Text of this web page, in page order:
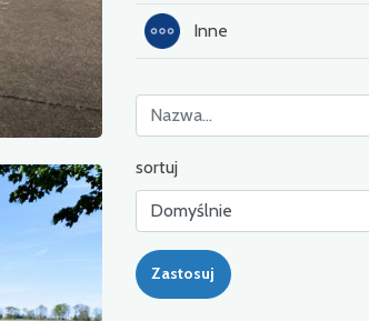
Inne
sortuj
Zastosuj